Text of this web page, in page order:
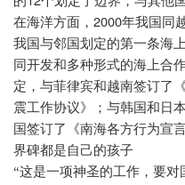
在海洋方面， 2000年我国同
我国与邻国划定的第一条海
同开发和多种形式的海上合
定，与菲律宾和越南签订了
震工作协议》；与韩国和日
国签订了《南海各方行为宣
界碑都是自己的孩子
“这是一项神圣的工作，要